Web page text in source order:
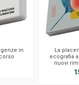
in
La
ecografia
nuovi